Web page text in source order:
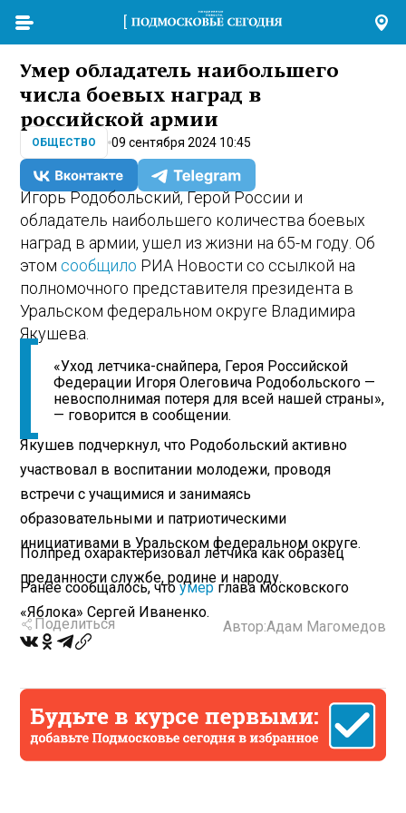
Умер обладатель наибольшего
числа боевых наград в
российской армии
ОБЩЕСТВО 09 сентября 2024 10:45
Игорь Родобольский, Герой России и
обладатель наибольшего количества боевых
наград в армии, ушел из жизни на 65-м году. Об
этом сообщило РИА Новости со ссылкой на
полномочного представителя президента в
Уральском федеральном округе Владимира
Якушева.
«Уход летчика-снайпера, Героя Российской
Федерации Игоря Олеговича Родобольского —
невосполнимая потеря для всей нашей страны»,
— говорится в сообщении.
Якушев подчеркнул, что Родобольский активно
участвовал в воспитании молодежи, проводя
встречи с учащимися и занимаясь
образовательными и патриотическими
инициативами в Уральском федеральном округе.
Полпред охарактеризовал летчика как образец
преданности службе, родине и народу.
Ранее сообщалось, чтоумерглава московского
«Яблока» Сергей Иваненко.
Поделиться Автор:Адам Магомедов